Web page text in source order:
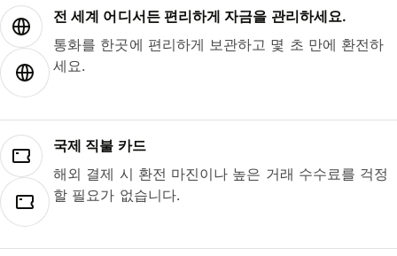
전 세계 어디서든 편리하게 자금을 관리하세요.
통화를 한곳에 편리하게 보관하고 몇 초 만에 환전하
세요.
국제 직불 카드
해외 결제 시 환전 마진이나 높은 거래 수수료를 걱정
할 필요가 없습니다.